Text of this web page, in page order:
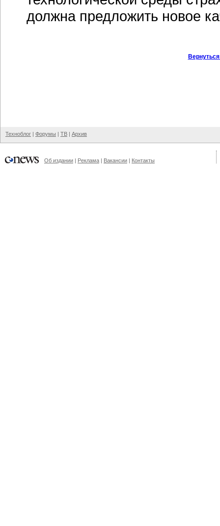
должна предложить новое
Техноблог | Форумы | ТВ | Архив
Об издании | Реклама | Вакансии | Контакты